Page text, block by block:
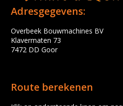
Adresgegevens:
Overbeek Bouwmachines BV
Klavermaten 73
7472 DD Goor
Route berekenen